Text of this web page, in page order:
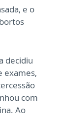
e o
decidiu
exames,
com
Ao